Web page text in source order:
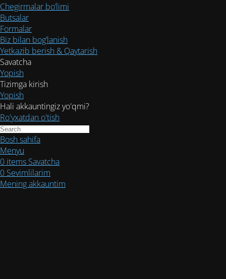
Chegirmalar bo’limi
Butsalar
Formalar
Biz bilan bog’lanish
Yetkazib berish & Qaytarish
Savatcha
Yopish
Tizimga kirish
Yopish
Hali akkauntingiz yo'qmi?
Ro'yxatdan o'tish
Bosh sahifa
Menyu
0 items Savatcha
0 Sevimlilarim
Mening akkauntim